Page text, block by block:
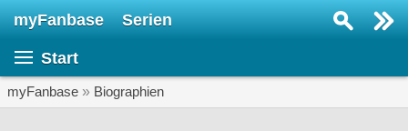
myFanbase Serien
Start
myFanbase » Biographien